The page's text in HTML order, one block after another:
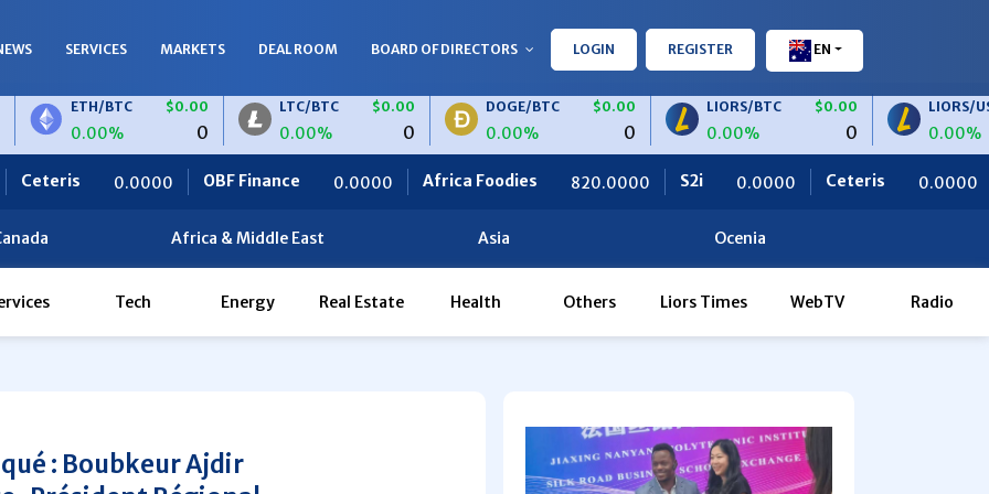
SERVICES MARKETS DEAL ROOM BOARD OF DIRECTORS LOGIN REGISTER EN
ETH/BTC
0.00%
$0.00 LTC/BTC
0.00%
$0.00 DOGE/BTC
0.00%
$0.00 LIORS/BTC
0.00%
$0.00 LIORS/USDT
0.00%
OBF Finance 0.0000 Africa Foodies 820.0000 0.0000 Ceteris 0.0000 OBF Finance
Africa & Middle East Asia Ocenia
Tech Energy Real Estate Health Others Liors Times WebTV Radio
: Boubkeur Ajdir